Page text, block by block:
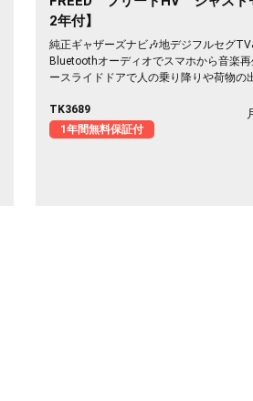
2年付】
純正ギャザーズナビ🎶地デジフルセグ
Bluetoothオーディオでスマホから音楽
ースライドドアで人の乗り降りや荷物の
時に運転補助をしてくれるクルーズコン
いです😊 夜間でも明るいHIDヘッドライ
TK3689
1年間無料保証付